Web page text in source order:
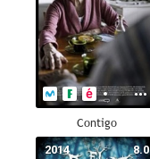
Contigo
8.0
2014